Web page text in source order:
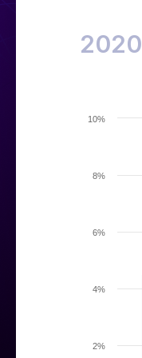
2020
2%
4%
6%
8%
10%